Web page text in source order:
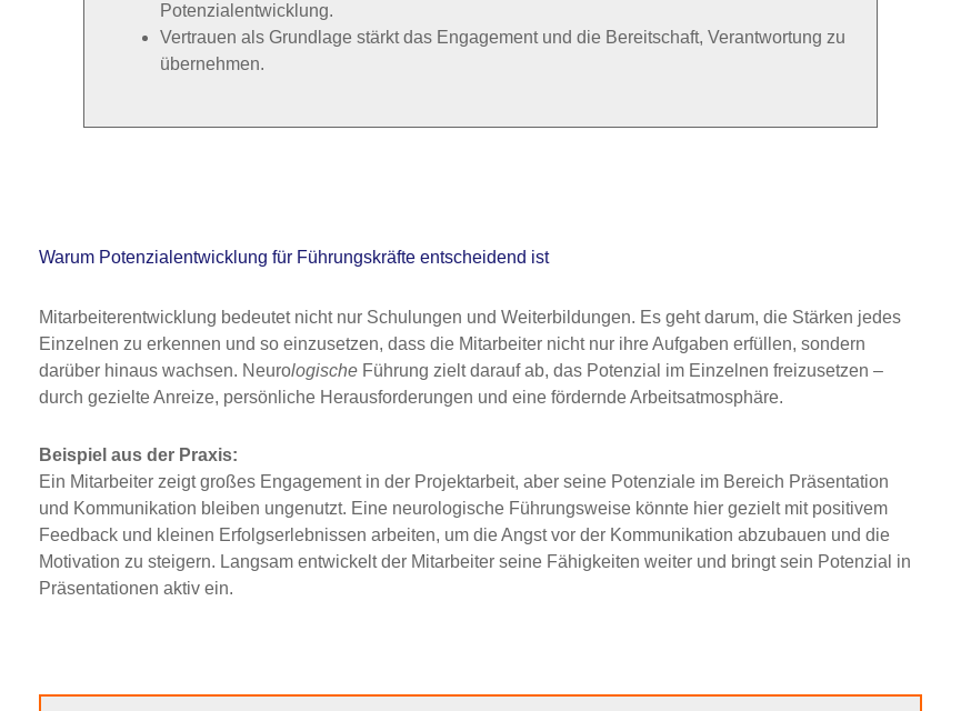
Potenzialentwicklung.
Vertrauen als Grundlage stärkt das Engagement und die Bereitschaft, Verantwortung zu
übernehmen.
Warum Potenzialentwicklung für Führungskräfte entscheidend ist
Mitarbeiterentwicklung bedeutet nicht nur Schulungen und Weiterbildungen. Es geht darum, die Stärken jedes
Einzelnen zu erkennen und so einzusetzen, dass die Mitarbeiter nicht nur ihre Aufgaben erfüllen, sondern
darüber hinaus wachsen. Neurologische Führung zielt darauf ab, das Potenzial im Einzelnen freizusetzen –
durch gezielte Anreize, persönliche Herausforderungen und eine fördernde Arbeitsatmosphäre.
Beispiel aus der Praxis:
Ein Mitarbeiter zeigt großes Engagement in der Projektarbeit, aber seine Potenziale im Bereich Präsentation
und Kommunikation bleiben ungenutzt. Eine neurologische Führungsweise könnte hier gezielt mit positivem
Feedback und kleinen Erfolgserlebnissen arbeiten, um die Angst vor der Kommunikation abzubauen und die
Motivation zu steigern. Langsam entwickelt der Mitarbeiter seine Fähigkeiten weiter und bringt sein Potenzial in
Präsentationen aktiv ein.